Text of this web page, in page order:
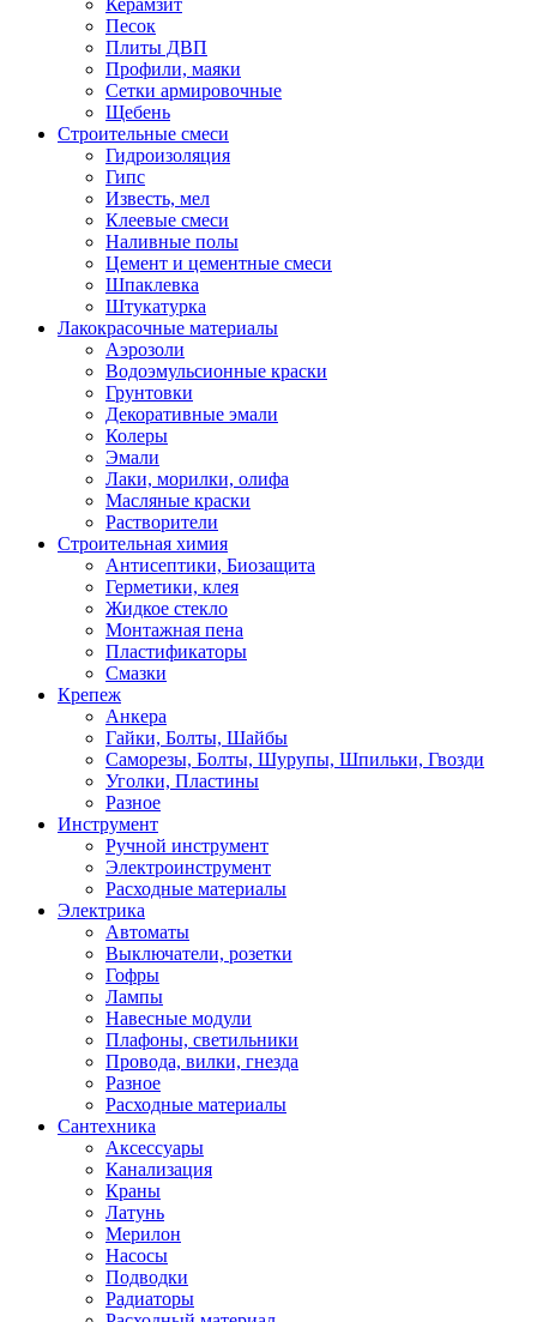
Керамзит
Песок
Плиты ДВП
Профили, маяки
Сетки армировочные
Щебень
Строительные смеси
Гидроизоляция
Гипс
Известь, мел
Клеевые смеси
Наливные полы
Цемент и цементные смеси
Шпаклевка
Штукатурка
Лакокрасочные материалы
Аэрозоли
Водоэмульсионные краски
Грунтовки
Декоративные эмали
Колеры
Эмали
Лаки, морилки, олифа
Масляные краски
Растворители
Строительная химия
Антисептики, Биозащита
Герметики, клея
Жидкое стекло
Монтажная пена
Пластификаторы
Смазки
Крепеж
Анкера
Гайки, Болты, Шайбы
Саморезы, Болты, Шурупы, Шпильки, Гвозди
Уголки, Пластины
Разное
Инструмент
Ручной инструмент
Электроинструмент
Расходные материалы
Электрика
Автоматы
Выключатели, розетки
Гофры
Лампы
Навесные модули
Плафоны, светильники
Провода, вилки, гнезда
Разное
Расходные материалы
Сантехника
Аксессуары
Канализация
Краны
Латунь
Мерилон
Насосы
Подводки
Радиаторы